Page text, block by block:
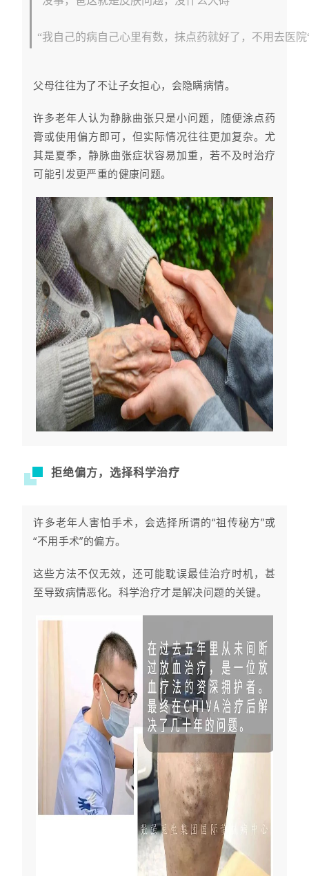
“我自己的病自己心里有数，抹点药就好了，不用去医院
父母往往为了不让子女担心，会隐瞒病情。
许多老年人认为静脉曲张只是小问题，随便涂点药
膏或使用偏方即可，但实际情况往往更加复杂。尤
其是夏季，静脉曲张症状容易加重，若不及时治疗
可能引发更严重的健康问题。
拒绝偏方，选择科学治疗
许多老年人害怕手术，会选择所谓的“祖传秘方”或
“不用手术”的偏方。
这些方法不仅无效，还可能耽误最佳治疗时机，甚
至导致病情恶化。科学治疗才是解决问题的关键。